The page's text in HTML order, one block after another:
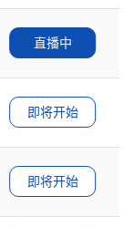
直播中
即将开始
即将开始